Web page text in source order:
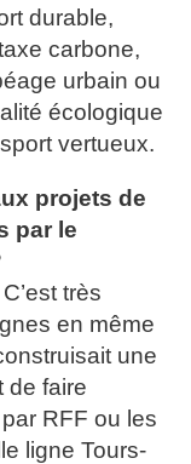
durable,
carbone,
urbain ou
écologique
vertueux.
projets de
par le
très
en même
une
de faire
RFF ou les
ligne Tours-